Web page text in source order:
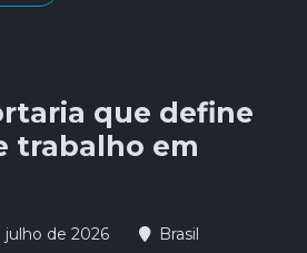
que define
trabalho em
de 2026 Brasil